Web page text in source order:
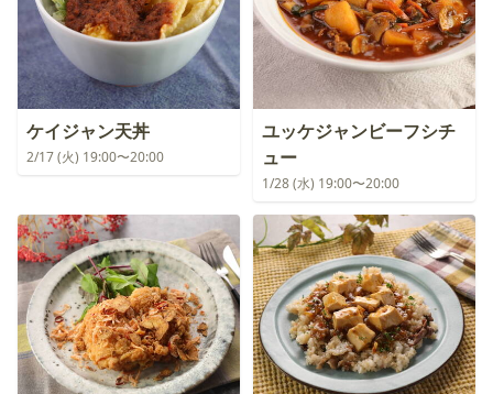
ケイジャン天丼
2/17 (火) 19:00〜20:00
ユッケジャンビーフシチ
ュー
1/28 (水) 19:00〜20:00